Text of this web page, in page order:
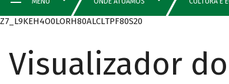
Z7_L9KEH4O0LORH80ALCLTPF80S20
Visualizador